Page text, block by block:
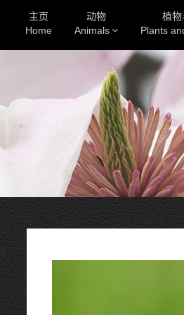
主页
Home
动物
Animals
植物
Plants